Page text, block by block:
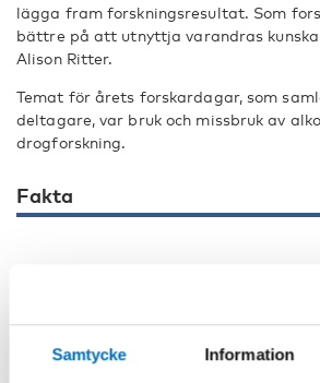
Samtycke Information
lägga fram forskningsresultat. Som
bättre på att utnyttja varandras
Alison Ritter.
Temat för årets forskardagar, som
deltagare, var bruk och missbruk av
drogforskning.
Fakta